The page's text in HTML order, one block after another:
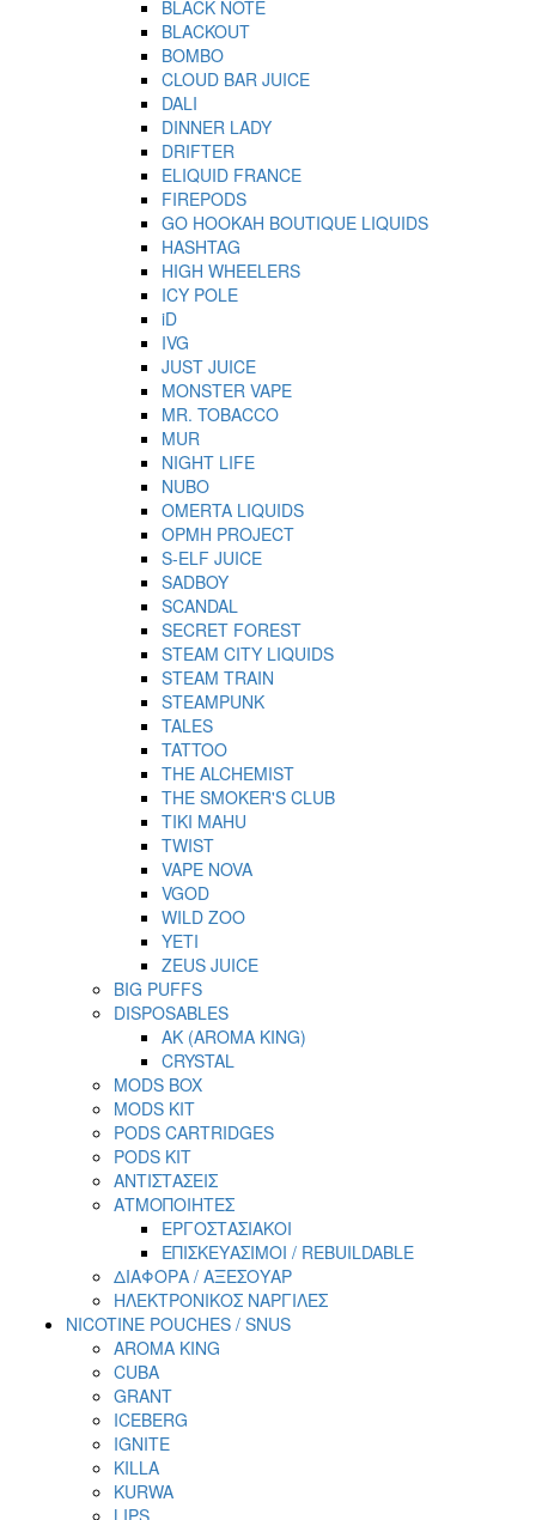
BLACK NOTE
BLACKOUT
BOMBO
CLOUD BAR JUICE
DALI
DINNER LADY
DRIFTER
ELIQUID FRANCE
FIREPODS
GO HOOKAH BOUTIQUE LIQUIDS
HASHTAG
HIGH WHEELERS
ICY POLE
iD
IVG
JUST JUICE
MONSTER VAPE
MR. TOBACCO
MUR
NIGHT LIFE
NUBO
OMERTA LIQUIDS
OPMH PROJECT
S-ELF JUICE
SADBOY
SCANDAL
SECRET FOREST
STEAM CITY LIQUIDS
STEAM TRAIN
STEAMPUNK
TALES
TATTOO
THE ALCHEMIST
THE SMOKER'S CLUB
TIKI MAHU
TWIST
VAPE NOVA
VGOD
WILD ZOO
YETI
ZEUS JUICE
BIG PUFFS
DISPOSABLES
AK (AROMA KING)
CRYSTAL
MODS BOX
MODS KIT
PODS CARTRIDGES
PODS KIT
ΑΝΤΙΣΤΑΣΕΙΣ
ΑΤΜΟΠΟΙΗΤΕΣ
ΕΡΓΟΣΤΑΣΙΑΚΟΙ
ΕΠΙΣΚΕΥΑΣΙΜΟΙ / REBUILDABLE
ΔΙΑΦΟΡΑ / ΑΞΕΣΟΥΑΡ
ΗΛΕΚΤΡΟΝΙΚΟΣ ΝΑΡΓΙΛΕΣ
NICOTINE POUCHES / SNUS
AROMA KING
CUBA
GRANT
ICEBERG
IGNITE
KILLA
KURWA
LIPS